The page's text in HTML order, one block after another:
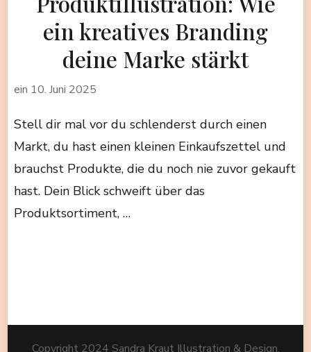
ein kreatives Branding
deine Marke stärkt
ein 10. Juni 2025
Stell dir mal vor du schlenderst durch einen
Markt, du hast einen kleinen Einkaufszettel und
brauchst Produkte, die du noch nie zuvor gekauft
hast. Dein Blick schweift über das
Produktsortiment, …
Copyright 2024 Sandra Kraut Illustration & Design.